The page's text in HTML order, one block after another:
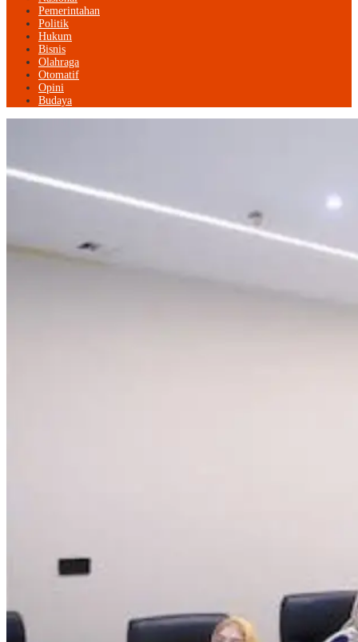
Pemerintahan
Politik
Hukum
Bisnis
Olahraga
Otomatif
Opini
Budaya